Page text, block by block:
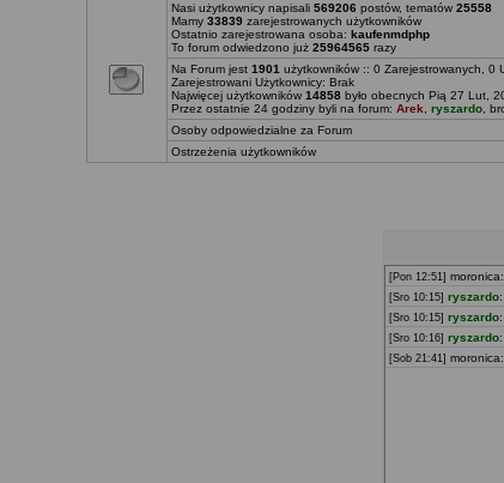
Nasi użytkownicy napisali 569206 postów, tematów 25558
Mamy 33839 zarejestrowanych użytkowników
Ostatnio zarejestrowana osoba: kaufenmdphp
To forum odwiedzono już 25964565 razy
Na Forum jest 1901 użytkowników :: 0 Zarejestrowanych, 0
Zarejestrowani Użytkownicy: Brak
Najwięcej użytkowników 14858 było obecnych Pią 27 Lut,
Przez ostatnie 24 godziny byli na forum: Arek ryszardo
Osoby odpowiedzialne za Forum
Ostrzeżenia użytkowników